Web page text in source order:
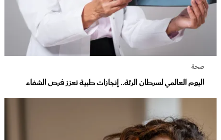
صحة
اليوم العالمي لسرطان الرئة.. إنجازات طبية تعزز فرص الشفاء